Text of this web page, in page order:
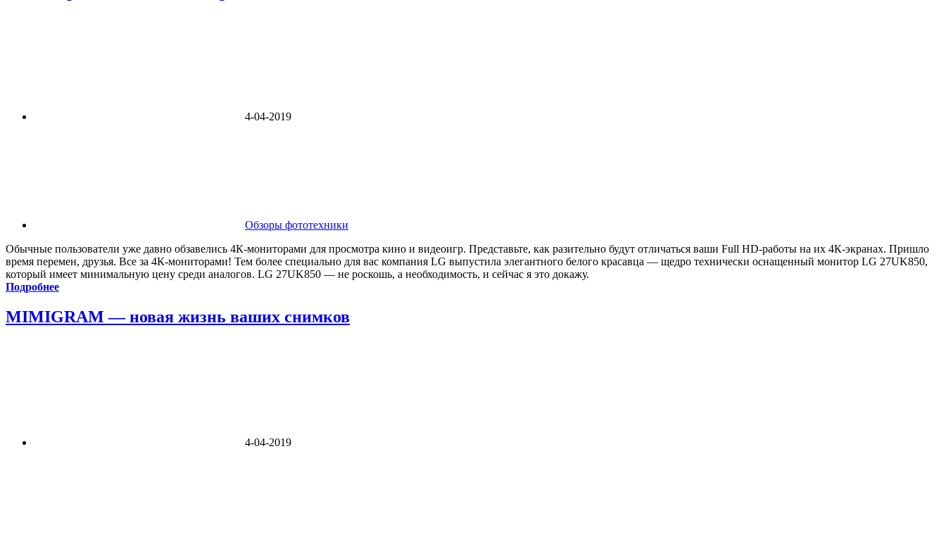
4-04-2019
Обзоры фототехники
Обычные пользователи уже давно обзавелись 4К-мониторами для просмотра кино и видеоигр. Представьте, как разительно будут отличаться ваши Full HD-работы на их 4К-экранах. Пришло
время перемен, друзья. Все за 4К-мониторами! Тем более специально для вас компания LG выпустила элегантного белого красавца — щедро технически оснащенный монитор LG 27UK850,
который имеет минимальную цену среди аналогов. LG 27UK850 — не роскошь, а необходимость, и сейчас я это докажу.
Подробнее
MIMIGRAM — новая жизнь ваших снимков
4-04-2019